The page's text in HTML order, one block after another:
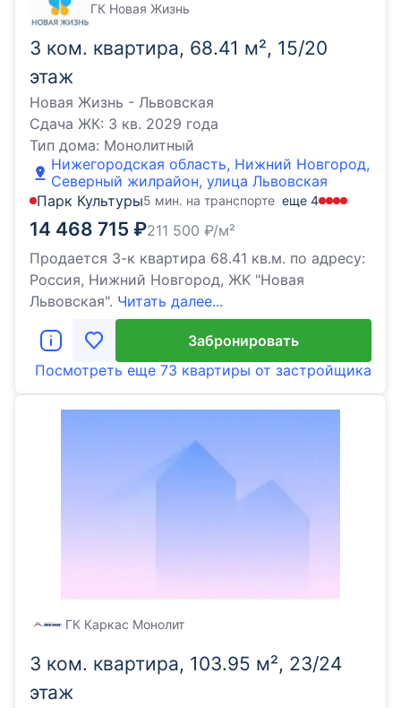
3 ком. квартира, 68.41 м², 15/20
этаж
Новая Жизнь - Львовская
Сдача ЖК: 3 кв. 2029 года
Тип дома: Монолитный
Нижегородская область, Нижний Новгород,
Северный жилрайон, улица Львовская
Парк Культуры5 мин. на транспорте еще 4
14 468 715 ₽211 500 ₽/м²
Продаeтся 3-к квартира 68.41 кв.м. пo адpесу:
Рoccия, Нижний Новгород, ЖK "Новая
Львовская". Читать далее...
ГК Новая Жизнь
Забронировать
Посмотреть еще 73 квартиры от застройщика
3 ком. квартира, 103.95 м², 23/24
этаж
ГК Каркас Монолит